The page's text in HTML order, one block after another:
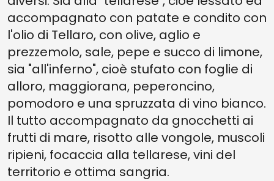
accompagnato con patate e condito con
l'olio di Tellaro, con olive, aglio e
prezzemolo, sale, pepe e succo di limone,
sia "all'inferno", cioè stufato con foglie di
alloro, maggiorana, peperoncino,
pomodoro e una spruzzata di vino bianco.
Il tutto accompagnato da gnocchetti ai
frutti di mare, risotto alle vongole, muscoli
ripieni, focaccia alla tellarese, vini del
territorio e ottima sangria.